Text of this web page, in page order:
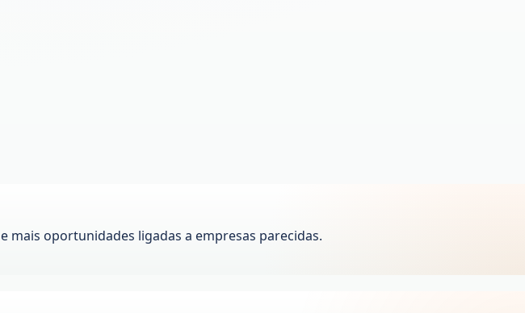
e mais oportunidades ligadas a empresas parecidas.